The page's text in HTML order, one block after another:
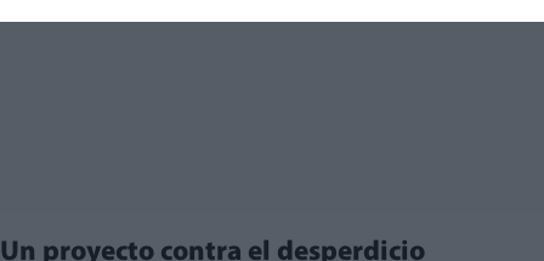
Un proyecto contra el desperdicio